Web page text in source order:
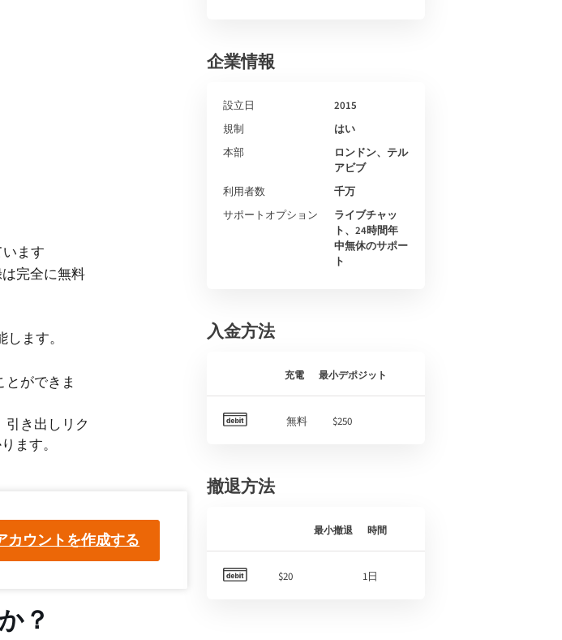
ます
完全に無料
ます。
とができま
き出しリク
ます。
カウントを作成する
？
企業情報
設立日
2015
規制
はい
本部
ロンドン、テル
アビブ
利用者数
千万
サポートオプション
ライブチャッ
ト、24時間年
中無休のサポー
ト
入金方法
充電 最小デポジット
無料 $250
撤退方法
最小撤退 時間
$20 1日